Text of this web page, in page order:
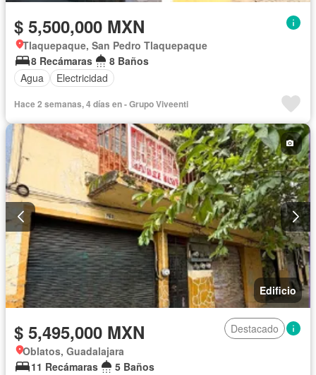
$ 5,500,000 MXN
Tlaquepaque, San Pedro Tlaquepaque
8 Recámaras
8 Baños
Agua
Electricidad
Hace 2 semanas, 4 días en - Grupo Viveenti
Edificio
$ 5,495,000 MXN
Destacado
Oblatos, Guadalajara
11 Recámaras
5 Baños